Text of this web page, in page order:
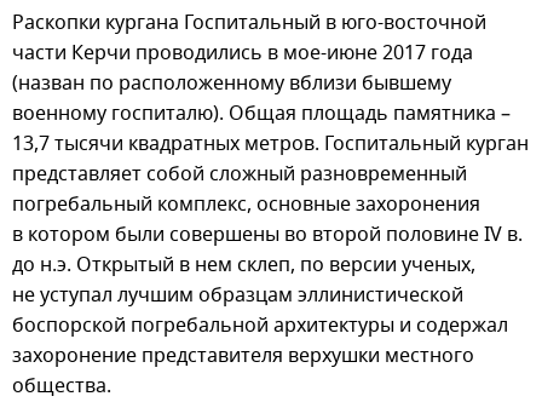
Раскопки кургана Госпитальный в юго-восточной
части Керчи проводились в мое-июне 2017 года
(назван по расположенному вблизи бывшему
военному госпиталю). Общая площадь памятника –
13,7 тысячи квадратных метров. Госпитальный курган
представляет собой сложный разновременный
погребальный комплекс, основные захоронения
в котором были совершены во второй половине IV в.
до н.э. Открытый в нем склеп, по версии ученых,
не уступал лучшим образцам эллинистической
боспорской погребальной архитектуры и содержал
захоронение представителя верхушки местного
общества.